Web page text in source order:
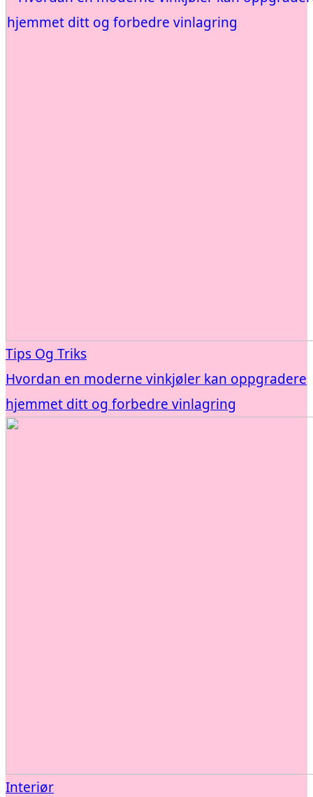
Tips Og Triks
Hvordan en moderne vinkjøler kan oppgradere
hjemmet ditt og forbedre vinlagring
Interiør